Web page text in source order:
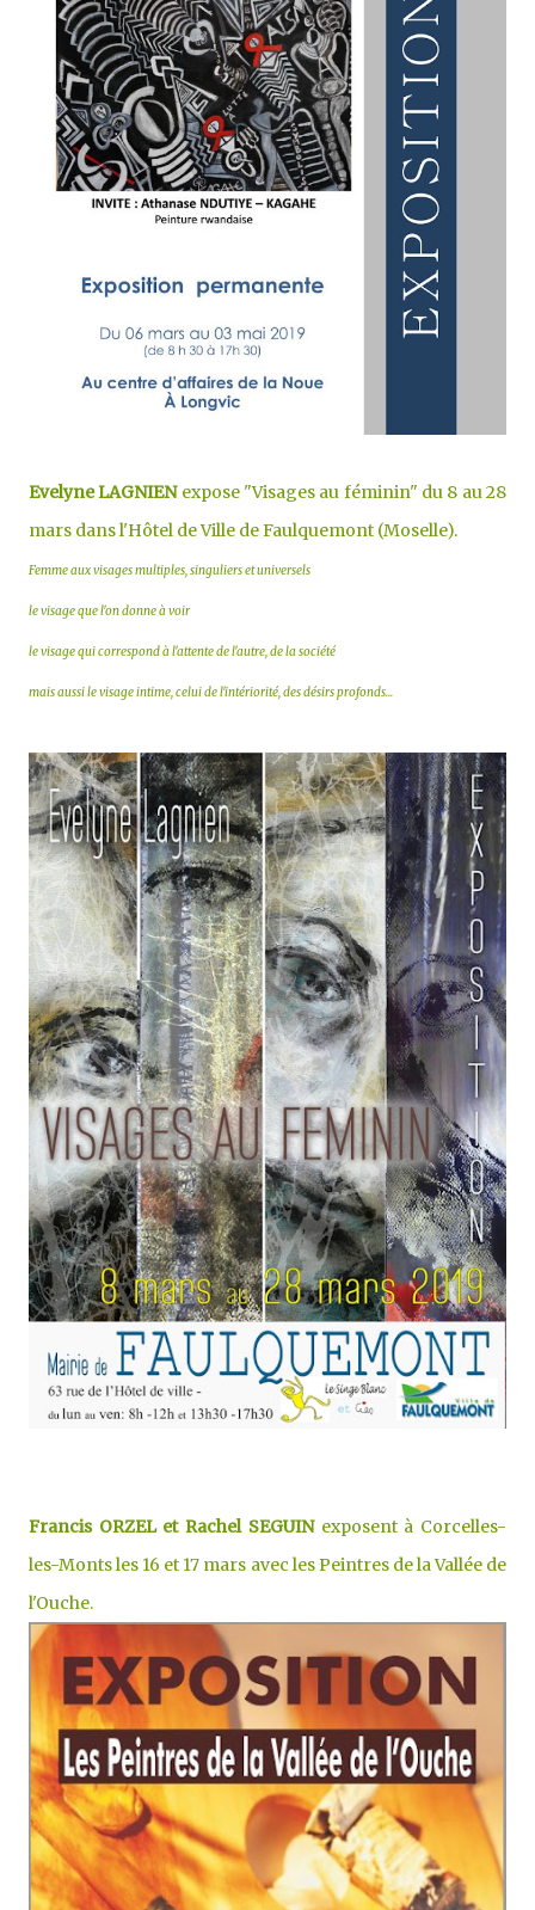
Evelyne LAGNIENexpose "Visages au féminin" du 8 au 28
mars dans l'Hôtel de Ville de Faulquemont (Moselle).
Femme aux visages multiples, singuliers et universels
le visage que l'on donne à voir
le visage qui correspond à l'attente de l'autre, de la société
mais aussi le visage intime, celui de l'intériorité, des désirs profonds...
Francis ORZEL et Rachel SEGUIN exposent à Corcelles-
les-Monts les 16 et 17 mars avec les Peintres de la Vallée de
l'Ouche.